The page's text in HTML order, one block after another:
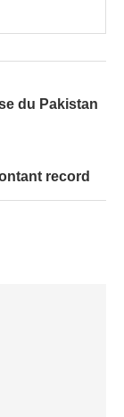
du Pakistan
record